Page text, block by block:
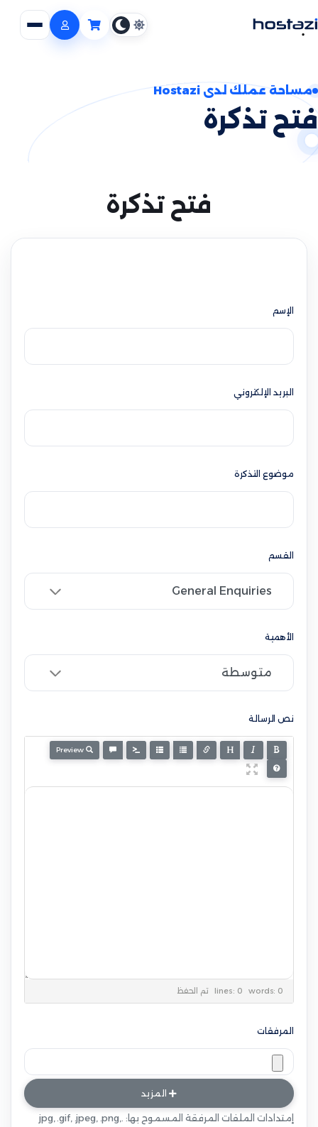
سلة الطلب فتح
مساحة عملك لدى Hostazi
فتح تذكرة
فتح تذكرة
الإسم
البريد الإلكتروني
موضوع التذكرة
القسم
الأهمية
نص الرسالة
lines: 0 words: 0 تم الحفظ
المرفقات
المزيد
إمتدادات الملفات المرفقة المسموح بها: .jpg, .gif, .jpeg, .png,